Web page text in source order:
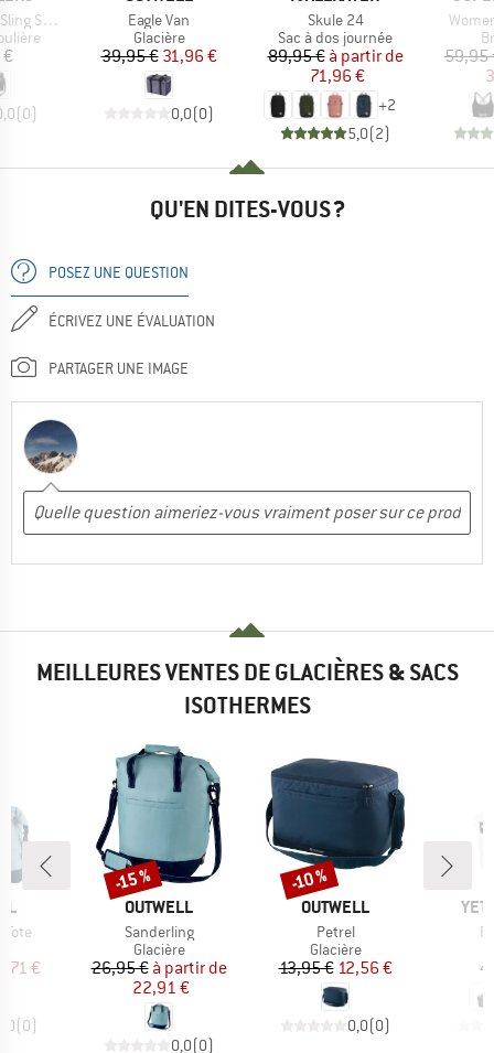
Small
(0)
Article
Eagle Van
Product group
Glacière
Prix
39,95 €Prix réduit
31,96 €
0,0(0)
Article
Skule 24
Product group
Sac à dos journée
Prix
89,95 € Prix réduit
à partir de
71,96 €
+2
5,0(2)
Article
59,95
QU'EN DITES-VOUS ?
POSEZ UNE QUESTION
ÉCRIVEZ UNE ÉVALUATION
PARTAGER UNE IMAGE
MEILLEURES VENTES DE GLACIÈRES & SACS
ISOTHERMES
réduit
€
(0)
MARQUE
OUTWELL
Article
Sanderling
Product group
Glacière
Prix
26,95 € Prix réduit
à partir de
22,91 €
0,0(0)
Remise
-15 %
MARQUE
OUTWELL
Article
Petrel
Product group
Glacière
Prix
13,95 €Prix réduit
12,56 €
0,0(0)
Remise
-10 %